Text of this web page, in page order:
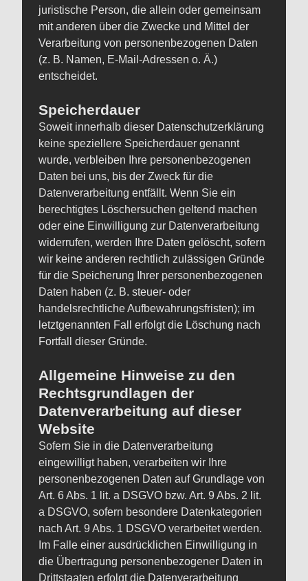
juristische Person, die allein oder gemeinsam
mit anderen über die Zwecke und Mittel der
Verarbeitung von personenbezogenen Daten
(z. B. Namen, E-Mail-Adressen o. Ä.)
entscheidet.
Speicherdauer
Soweit innerhalb dieser Datenschutzerklärung
keine speziellere Speicherdauer genannt
wurde, verbleiben Ihre personenbezogenen
Daten bei uns, bis der Zweck für die
Datenverarbeitung entfällt. Wenn Sie ein
berechtigtes Löschersuchen geltend machen
oder eine Einwilligung zur Datenverarbeitung
widerrufen, werden Ihre Daten gelöscht, sofern
wir keine anderen rechtlich zulässigen Gründe
für die Speicherung Ihrer personenbezogenen
Daten haben (z. B. steuer- oder
handelsrechtliche Aufbewahrungsfristen); im
letztgenannten Fall erfolgt die Löschung nach
Fortfall dieser Gründe.
Allgemeine Hinweise zu den
Rechtsgrundlagen der
Datenverarbeitung auf dieser
Website
Sofern Sie in die Datenverarbeitung
eingewilligt haben, verarbeiten wir Ihre
personenbezogenen Daten auf Grundlage von
Art. 6 Abs. 1 lit. a DSGVO bzw. Art. 9 Abs. 2 lit.
a DSGVO, sofern besondere Datenkategorien
nach Art. 9 Abs. 1 DSGVO verarbeitet werden.
Im Falle einer ausdrücklichen Einwilligung in
die Übertragung personenbezogener Daten in
Drittstaaten erfolgt die Datenverarbeitung